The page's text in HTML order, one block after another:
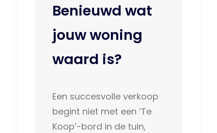
Benieuwd wat
jouw woning
waard is?
Een succesvolle verkoop
begint niet met een ‘Te
Koop’-bord in de tuin,